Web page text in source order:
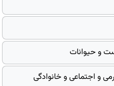
و حیوانات
و اجتماعی و خانوادگی